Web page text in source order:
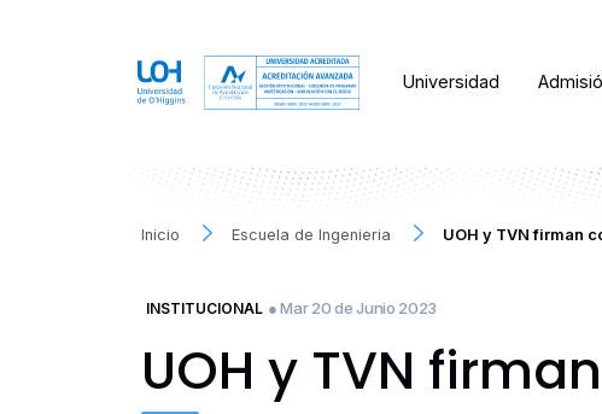
Universidad
Inicio Escuela de Ingenieria UOH y TVN firman
INSTITUCIONAL ● Mar 20 de Junio 2023
UOH y TVN